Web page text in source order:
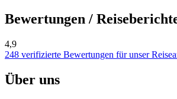
Bewertungen /
4,9
248 verifizierte Bewertungen für unser
Über uns